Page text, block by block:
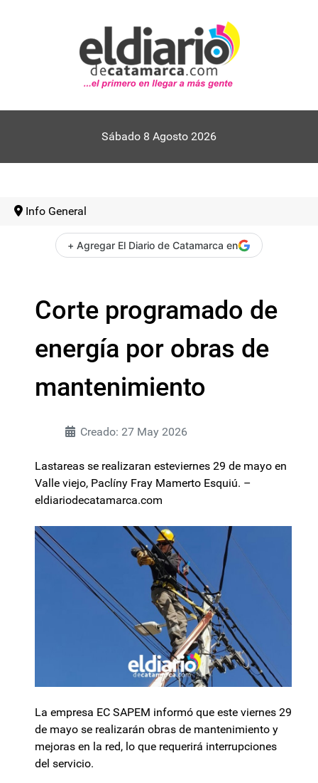
Sábado 8 Agosto 2026
Info General
+ Agregar El Diario de Catamarca en
Corte programado de
energía por obras de
mantenimiento
Creado: 27 May 2026
Lastareas se realizaran esteviernes 29 de mayo en
Valle viejo, Paclíny Fray Mamerto Esquiú. –
eldiariodecatamarca.com
La empresa EC SAPEM informó que este viernes 29
de mayo se realizarán obras de mantenimiento y
mejoras en la red, lo que requerirá interrupciones
del servicio.